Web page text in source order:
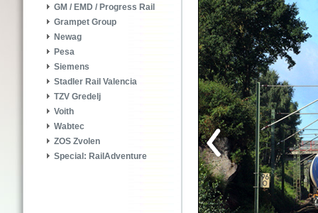
GM / EMD / Progress Rail
Grampet Group
Newag
Pesa
Siemens
Stadler Rail Valencia
TZV Gredelj
Voith
Wabtec
ZOS Zvolen
Special: RailAdventure